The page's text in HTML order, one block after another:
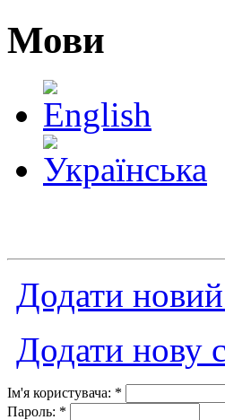
Мови
Додати
Додати нову
Ім'я користувача: *
Пароль: *